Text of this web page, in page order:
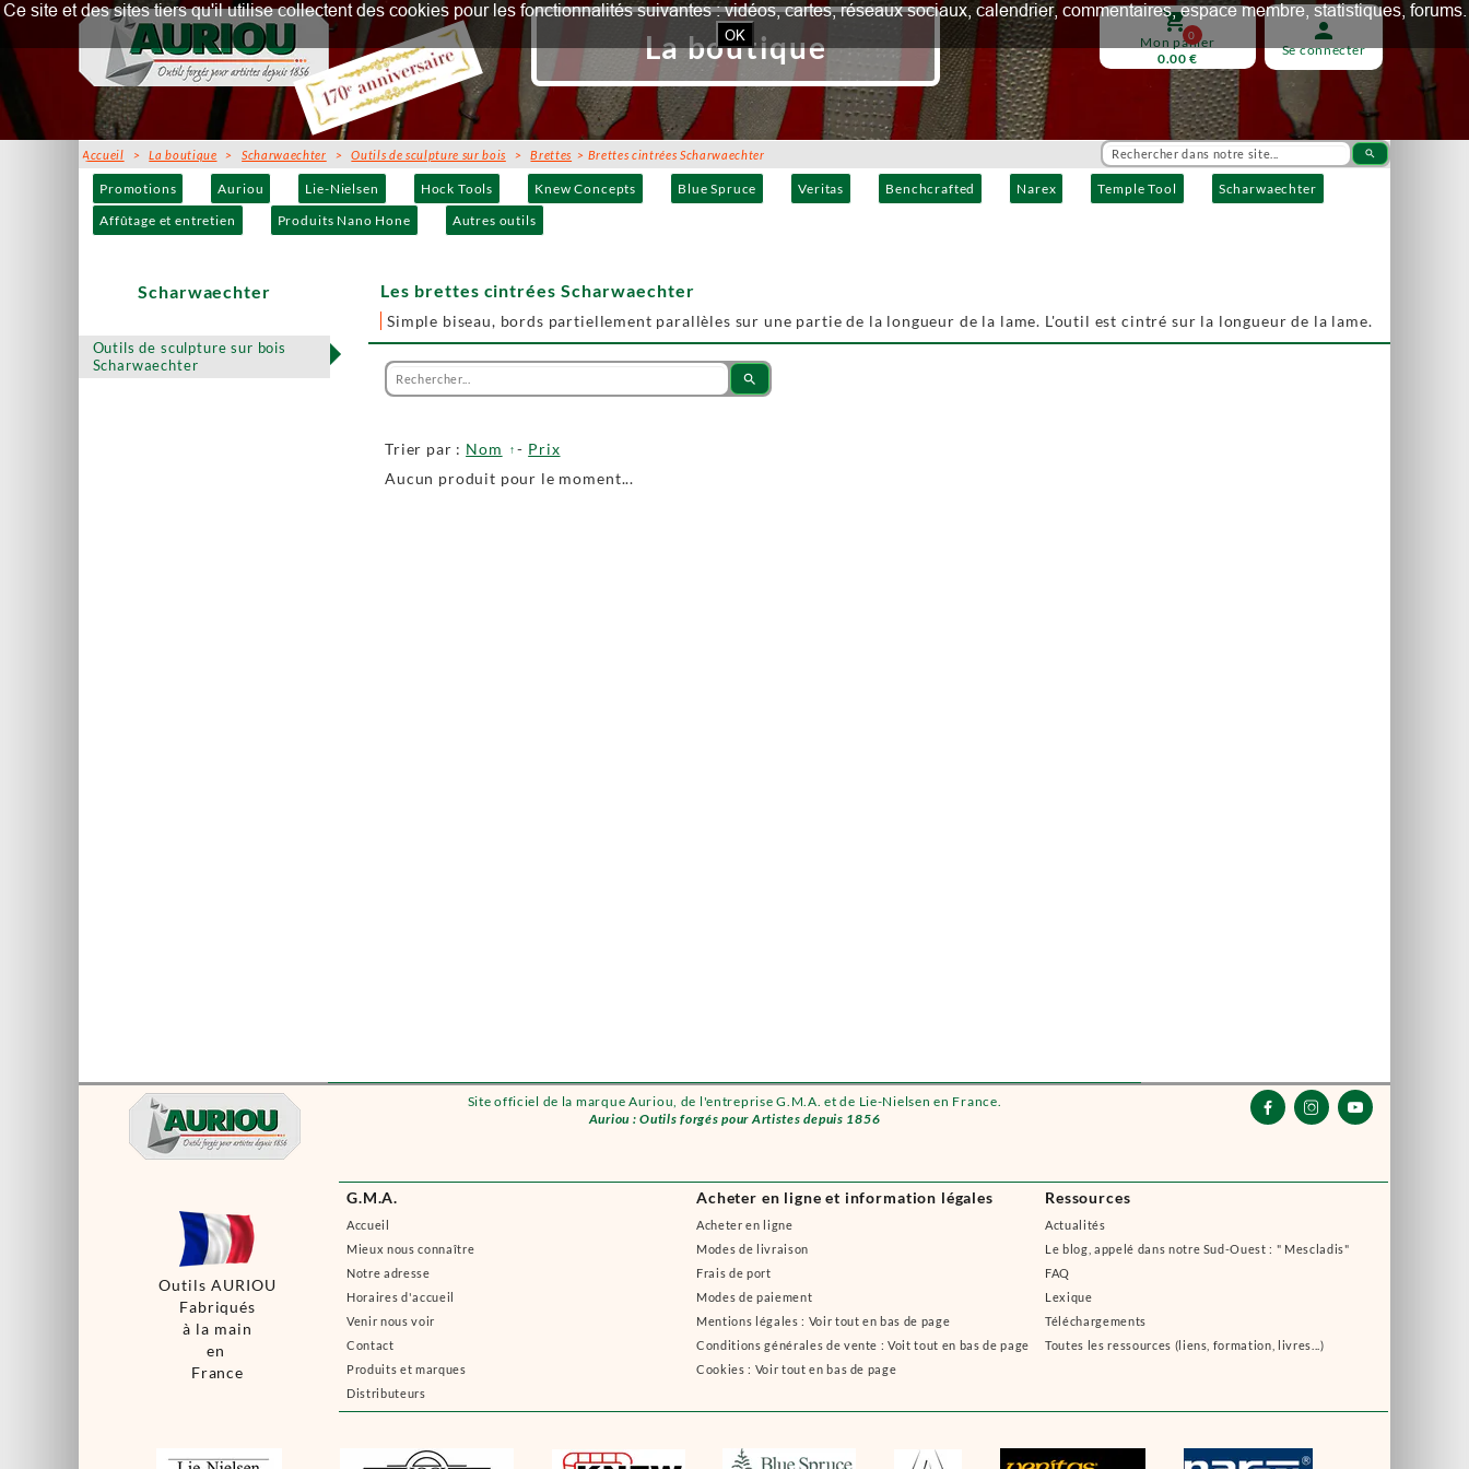
Site officiel de la marque Auriou, de l'entreprise G.M.A. et de Lie-Nielsen en France.
Auriou : Outils forgés pour Artistes depuis 1856
search
Promotions Auriou Lie-Nielsen Hock Tools Knew Concepts Blue Spruce Veritas Benchcrafted Narex Temple Tool
Scharwaechter
Affûtage et entretien
Produits Nano Hone Autres outils
person
Se connecter
shopping_cart
0
Mon panier
0.00 €
Outils de sculpture sur bois
Scharwaechter
G.M.A.
Accueil
Mieux nous connaître
Notre adresse
Horaires d'accueil
Venir nous voir
Contact
Produits et marques
Distributeurs
Acheter en ligne et information légales
Acheter en ligne
Modes de livraison
Frais de port
Modes de paiement
Mentions légales : Voir tout en bas de page
Conditions générales de vente : Voit tout en bas de page
Cookies : Voir tout en bas de page
Ressources
Actualités
Le blog, appelé dans notre Sud-Ouest : " Mescladis"
FAQ
Lexique
Téléchargements
Toutes les ressources (liens, formation, livres...)
  
Outils AURIOU
Fabriqués
à la main
en
France
La boutique
Accueil >La boutique >Scharwaechter >Outils de sculpture sur bois >Brettes > Brettes cintrées Scharwaechter
Scharwaechter Les brettes cintrées Scharwaechter
Simple biseau, bords partiellement parallèles sur une partie de la longueur de la lame. L'outil est cintré sur la longueur de la lame.
search
Trier par : Nom - Prix
Aucun produit pour le moment...
Ce site et des sites tiers qu'il utilise collectent des cookies pour les fonctionnalités suivantes : vidéos, cartes, réseaux sociaux, calendrier, commentaires, espace membre, statistiques, forums.
OK